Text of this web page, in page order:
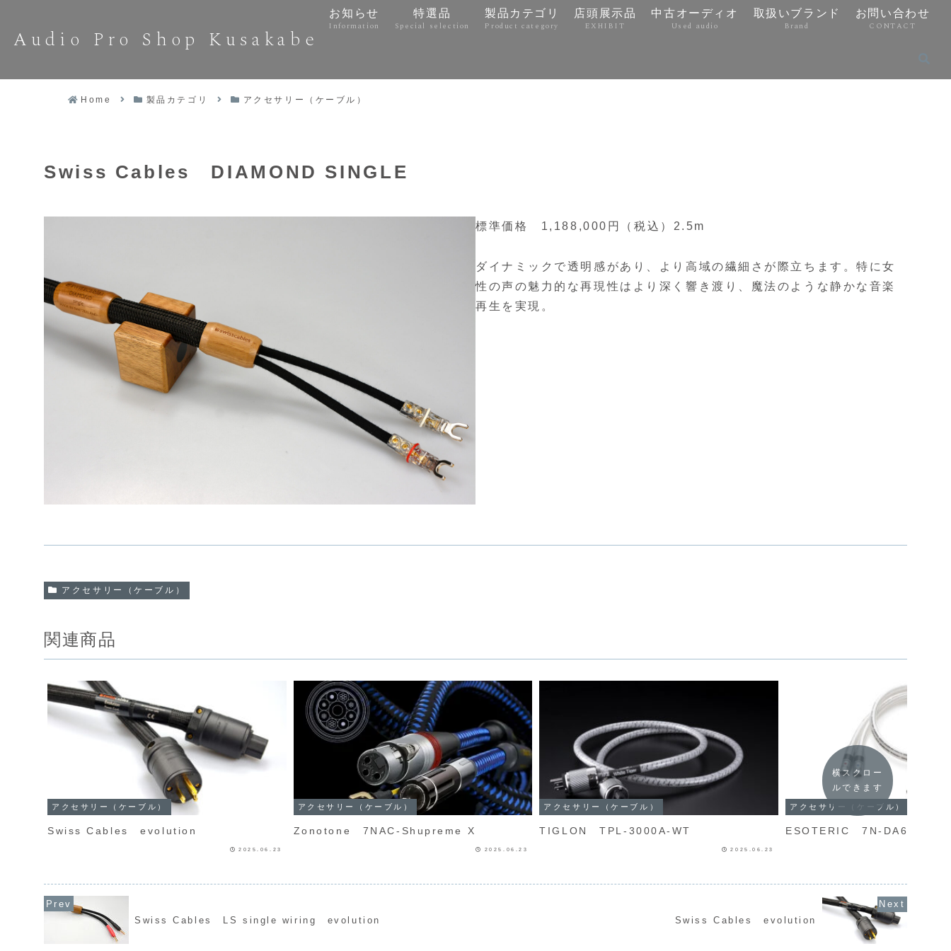
Audio Pro Shop Kusakabe
お知らせ
Information
特選品
Special selection
製品カテゴリ
Product category
店頭展示品
EXHIBIT
中古オーディオ
Used audio
取扱いブランド
Brand
お問い合わせ
CONTACT
Home 製品カテゴリ アクセサリー（ケーブル）
Swiss Cables DIAMOND SINGLE
標準価格 1,188,000円（税込）2.5m
ダイナミックで透明感があり、より高域の繊細さが際立ちます。特に女
性の声の魅力的な再現性はより深く響き渡り、魔法のような静かな音楽
再生を実現。
アクセサリー（ケーブル）
関連商品
アクセサリー（ケーブル）
Swiss Cables evolution
2025.06.23
アクセサリー（ケーブル）
Zonotone 7NAC-Shupreme X
2025.06.23
アクセサリー（ケーブル）
TIGLON TPL-3000A-WT
2025.06.23
アクセサリー（ケーブル）
ESOTERIC 7N-DA6300IV
横スクロー
ルできます
Swiss Cables LS single wiring evolution Swiss Cables evolution